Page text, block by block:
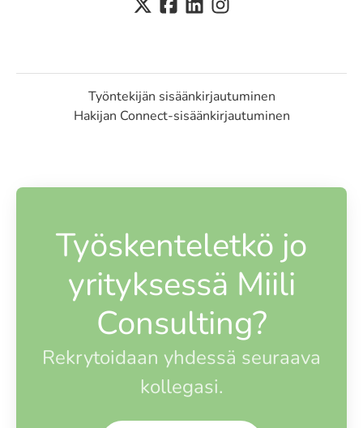
Työntekijän sisäänkirjautuminen
Hakijan Connect-sisäänkirjautuminen
Työskenteletkö jo
yrityksessä Miili
Consulting?
Rekrytoidaan yhdessä seuraava
kollegasi.